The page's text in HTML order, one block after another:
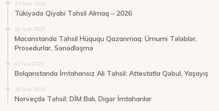
23 May 2024
Tükiyədə Qiyabi Təhsil Almaq – 2026
25 İyun 2025
Macarıstanda Təhsil Hüququ Qazanmaq: Ümumi Tələblər,
Prosedurlar, Sənədləşmə
07 İyul 2025
Bolqarıstanda İmtahansız Ali Təhsil: Attestatla Qəbul, Yaşayış
30 İyun 2025
Norveçdə Təhsil: DİM Balı, Digər İmtahanlar